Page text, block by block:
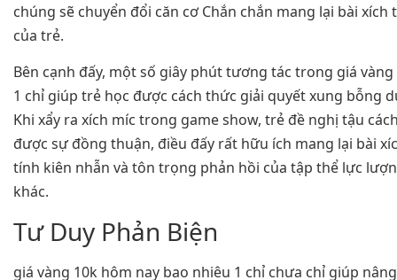
chúng sẽ chuyển đổi căn cơ Chắn chắn mang lại bài xích
của trẻ.
Bên cạnh đấy, một số giây phút tương tác trong giá
1 chỉ giúp trẻ học được cách thức giải quyết xung bỗng
Khi xẩy ra xích míc trong game show, trẻ đề nghị tậu
được sự đồng thuận, điều đấy rất hữu ích mang lại bài
tính kiên nhẫn và tôn trọng phản hồi của tập thể lực
khác.
Tư Duy Phản Biện
giá vàng 10k hôm nay bao nhiêu 1 chỉ chưa chỉ giúp